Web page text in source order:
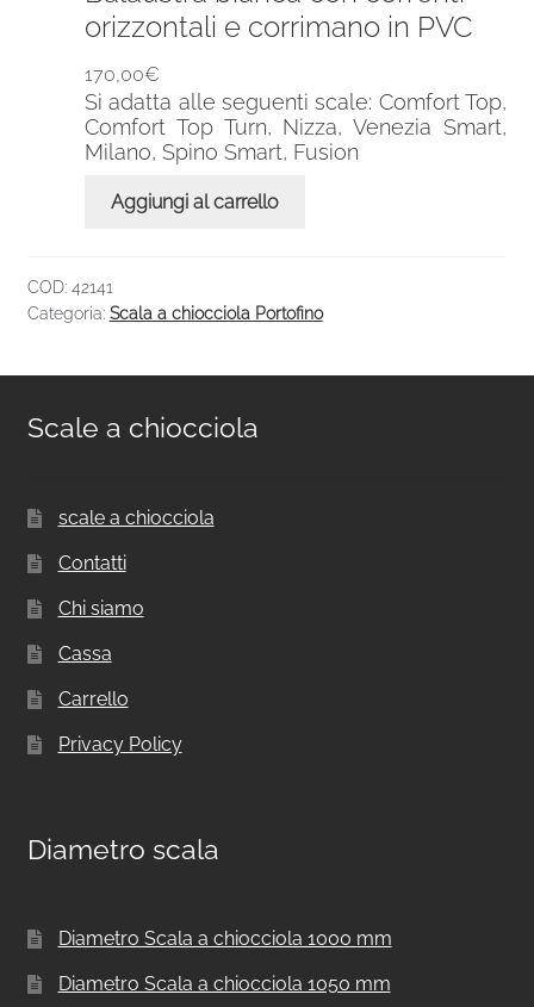
orizzontali e corrimano in PVC
170,00€
Si adatta alle seguenti scale: Comfort Top,
Comfort Top Turn, Nizza, Venezia Smart,
Milano, Spino Smart, Fusion
Aggiungi al carrello
COD: 42141
Categoria: Scala a chiocciola Portofino
Scale a chiocciola
scale a chiocciola
Contatti
Chi siamo
Cassa
Carrello
Privacy Policy
Diametro scala
Diametro Scala a chiocciola 1000 mm
Diametro Scala a chiocciola 1050 mm